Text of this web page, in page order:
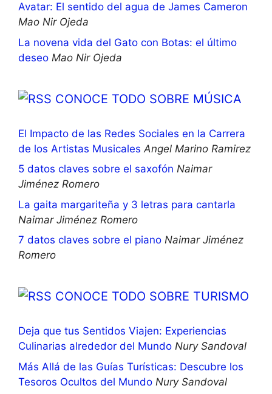
Avatar: El sentido del agua de James Cameron
Mao Nir Ojeda
La novena vida del Gato con Botas: el último
deseo Mao Nir Ojeda
CONOCE TODO SOBRE MÚSICA
El Impacto de las Redes Sociales en la Carrera
de los Artistas Musicales Angel Marino Ramirez
5 datos claves sobre el saxofón Naimar
Jiménez Romero
La gaita margariteña y 3 letras para cantarla
Naimar Jiménez Romero
7 datos claves sobre el piano Naimar Jiménez
Romero
CONOCE TODO SOBRE TURISMO
Deja que tus Sentidos Viajen: Experiencias
Culinarias alrededor del Mundo Nury Sandoval
Más Allá de las Guías Turísticas: Descubre los
Tesoros Ocultos del Mundo Nury Sandoval